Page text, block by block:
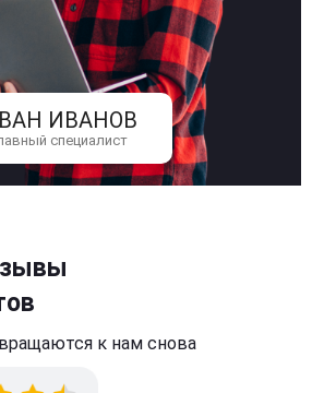
ИВАНОВ
специалист
к нам снова